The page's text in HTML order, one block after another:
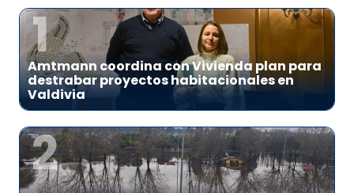
1
Amtmann coordina con Vivienda plan para
destrabar proyectos habitacionales en
Valdivia
2